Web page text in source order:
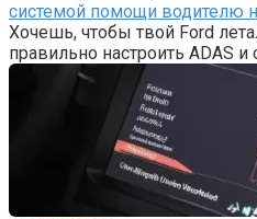
системой помощи водителю
Хочешь, чтобы твой Ford
правильно настроить ADAS и